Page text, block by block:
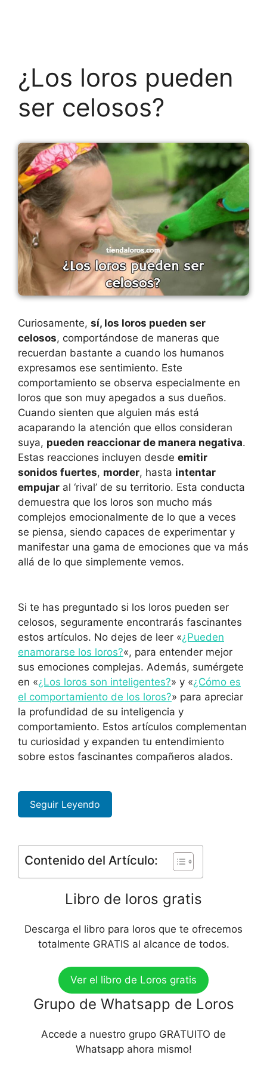
¿Los loros pueden
ser celosos?
Curiosamente, sí, los loros pueden ser
celosos, comportándose de maneras que
recuerdan bastante a cuando los humanos
expresamos ese sentimiento. Este
comportamiento se observa especialmente en
loros que son muy apegados a sus dueños.
Cuando sienten que alguien más está
acaparando la atención que ellos consideran
suya, pueden reaccionar de manera negativa.
Estas reacciones incluyen desde emitir
sonidos fuertes, morder, hasta intentar
empujar al ‘rival’ de su territorio. Esta conducta
demuestra que los loros son mucho más
complejos emocionalmente de lo que a veces
se piensa, siendo capaces de experimentar y
manifestar una gama de emociones que va más
allá de lo que simplemente vemos.
Si te has preguntado si los loros pueden ser
celosos, seguramente encontrarás fascinantes
estos artículos. No dejes de leer «¿Pueden
enamorarse los loros?«, para entender mejor
sus emociones complejas. Además, sumérgete
en «¿Los loros son inteligentes?» y «¿Cómo es
el comportamiento de los loros?» para apreciar
la profundidad de su inteligencia y
comportamiento. Estos artículos complementan
tu curiosidad y expanden tu entendimiento
sobre estos fascinantes compañeros alados.
Seguir Leyendo
Contenido del Artículo:
Libro de loros gratis
Descarga el libro para loros que te ofrecemos
totalmente GRATIS al alcance de todos.
Ver el libro de Loros gratis
Grupo de Whatsapp de Loros
Accede a nuestro grupo GRATUITO de
Whatsapp ahora mismo!